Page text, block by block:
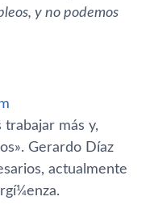
y no podemos
trabajar más y,
Gerardo Dí­az
actualmente